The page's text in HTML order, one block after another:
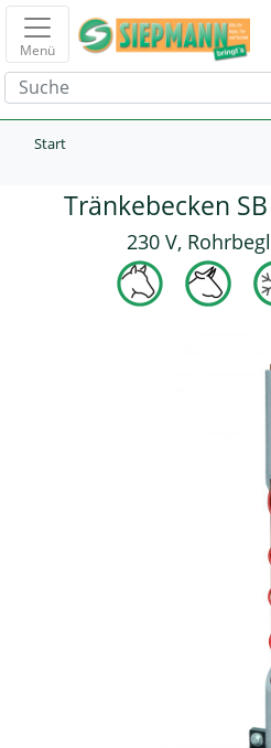
Menü
Start
Tränkebecken
230 V,